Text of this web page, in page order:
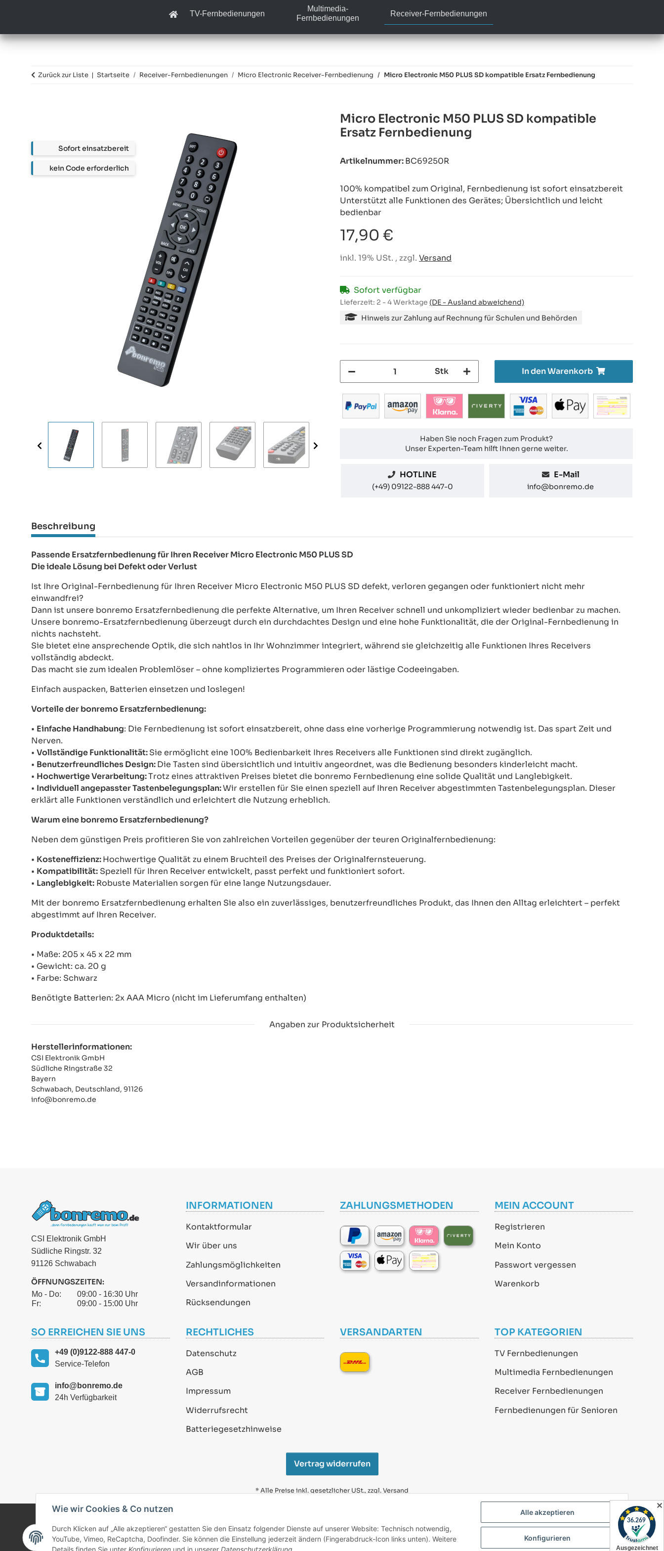
TV-Fernbedienungen
Multimedia-
Fernbedienungen
Receiver-Fernbedienungen
Zurück zur Liste Startseite Receiver-Fernbedienungen Micro Electronic Receiver-Fernbedienung Micro Electronic M50 PLUS SD kompatible Ersatz Fernbedienung
Micro Electronic M50 PLUS SD kompatible
Ersatz Fernbedienung
Artikelnummer:BC69250R
100% kompatibel zum Original, Fernbedienung ist sofort einsatzbereit
Unterstützt alle Funktionen des Gerätes; Übersichtlich und leicht
bedienbar
17,90 €
inkl. 19% USt. , zzgl. Versand
Sofort verfügbar
Lieferzeit: 2 - 4 Werktage (DE - Ausland abweichend)
Hinweis zur Zahlung auf Rechnung für Schulen und Behörden
Stk In den Warenkorb
Haben Sie noch Fragen zum Produkt?
Unser Experten-Team hilft Ihnen gerne weiter.
HOTLINE
(+49) 09122-888 447-0
E-Mail
info@bonremo.de
Beschreibung
Passende Ersatzfernbedienung für Ihren Receiver Micro Electronic M50 PLUS SD
Die ideale Lösung bei Defekt oder Verlust
Ist Ihre Original-Fernbedienung für Ihren Receiver Micro Electronic M50 PLUS SD defekt, verloren gegangen oder funktioniert nicht mehr
einwandfrei?
Dann ist unsere bonremo Ersatzfernbedienung die perfekte Alternative, um Ihren Receiver schnell und unkompliziert wieder bedienbar zu machen.
Unsere bonremo-Ersatzfernbedienung überzeugt durch ein durchdachtes Design und eine hohe Funktionalität, die der Original-Fernbedienung in
nichts nachsteht.
Sie bietet eine ansprechende Optik, die sich nahtlos in Ihr Wohnzimmer integriert, während sie gleichzeitig alle Funktionen Ihres Receivers
vollständig abdeckt.
Das macht sie zum idealen Problemlöser – ohne kompliziertes Programmieren oder lästige Codeeingaben.
Einfach auspacken, Batterien einsetzen und loslegen!
Vorteile der bonremo Ersatzfernbedienung:
• Einfache Handhabung: Die Fernbedienung ist sofort einsatzbereit, ohne dass eine vorherige Programmierung notwendig ist. Das spart Zeit und
Nerven.
• Vollständige Funktionalität:Sie ermöglicht eine 100% Bedienbarkeit Ihres Receivers alle Funktionen sind direkt zugänglich.
• Benutzerfreundliches Design:Die Tasten sind übersichtlich und intuitiv angeordnet, was die Bedienung besonders kinderleicht macht.
• Hochwertige Verarbeitung:Trotz eines attraktiven Preises bietet die bonremo Fernbedienung eine solide Qualität und Langlebigkeit.
• Individuell angepasster Tastenbelegungsplan:Wir erstellen für Sie einen speziell auf Ihren Receiver abgestimmten Tastenbelegungsplan. Dieser
erklärt alle Funktionen verständlich und erleichtert die Nutzung erheblich.
Warum eine bonremo Ersatzfernbedienung?
Neben dem günstigen Preis profitieren Sie von zahlreichen Vorteilen gegenüber der teuren Originalfernbedienung:
• Kosteneffizienz:Hochwertige Qualität zu einem Bruchteil des Preises der Originalfernsteuerung.
• Kompatibilität: Speziell für Ihren Receiver entwickelt, passt perfekt und funktioniert sofort.
• Langlebigkeit: Robuste Materialien sorgen für eine lange Nutzungsdauer.
Mit der bonremo Ersatzfernbedienung erhalten Sie also ein zuverlässiges, benutzerfreundliches Produkt, das Ihnen den Alltag erleichtert – perfekt
abgestimmt auf Ihren Receiver.
Produktdetails:
• Maße: 205 x 45 x 22 mm
• Gewicht: ca. 20 g
• Farbe: Schwarz
Benötigte Batterien: 2x AAA Micro (nicht im Lieferumfang enthalten)
Angaben zur Produktsicherheit
Herstellerinformationen:
CSI Elektronik GmbH
Südliche Ringstraße 32
Bayern
Schwabach, Deutschland, 91126
info@bonremo.de
CSI Elektronik GmbH
Südliche Ringstr. 32
91126 Schwabach
ÖFFNUNGSZEITEN:
Mo - Do:
09:00 - 16:30 Uhr
Fr:
09:00 - 15:00 Uhr
INFORMATIONEN
Kontaktformular
Wir über uns
Zahlungsmöglichkeiten
Versandinformationen
Rücksendungen
ZAHLUNGSMETHODEN MEIN ACCOUNT
Registrieren
Mein Konto
Passwort vergessen
Warenkorb
SO ERREICHEN SIE UNS
+49 (0)9122-888 447-0
Service-Telefon
info@bonremo.de
24h Verfügbarkeit
RECHTLICHES
Datenschutz
AGB
Impressum
Widerrufsrecht
Batteriegesetzhinweise
VERSANDARTEN TOP KATEGORIEN
TV Fernbedienungen
Multimedia Fernbedienungen
Receiver Fernbedienungen
Fernbedienungen für Senioren
Vertrag widerrufen
* Alle Preise inkl. gesetzlicher USt., zzgl.Versand
© 2025 bonremo.de. Alle Rechte vorbehalten.
Eigentümer. Sie dienen nur zur Verdeutlichung der
Kompatibilität unserer Produkte mit den Produkten
Alle akzeptieren
Konfigurieren
Wie wir Cookies & Co nutzen
Durch Klicken auf „Alle akzeptieren“ gestatten Sie den Einsatz folgender Dienste auf unserer Website: Technisch notwendig,
YouTube, Vimeo, ReCaptcha, Doofinder. Sie können die Einstellung jederzeit ändern (Fingerabdruck-Icon links unten). Weitere
✕